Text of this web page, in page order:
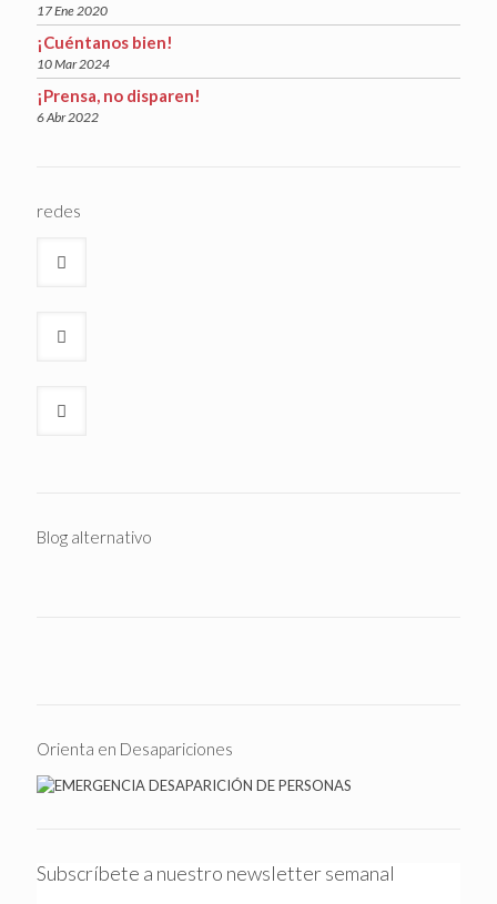
17 Ene 2020
¡Cuéntanos bien!
10 Mar 2024
¡Prensa, no disparen!
6 Abr 2022
redes
Blog alternativo
Orienta en Desapariciones
Subscríbete a nuestro newsletter semanal